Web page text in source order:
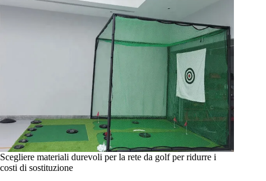
Scegliere materiali durevoli per la rete da golf per ridurre i
costi di sostituzione